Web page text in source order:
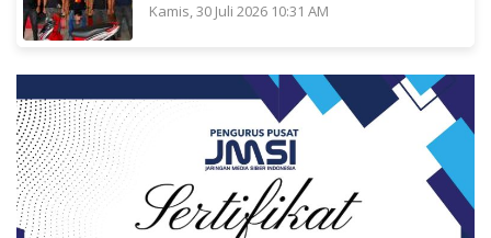
Kamis, 30 Juli 2026 10:31 AM